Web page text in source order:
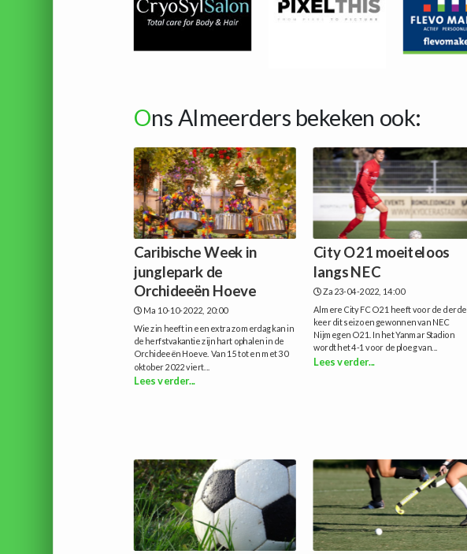
Ons Almeerders bekeken ook:
Caribische Week in
junglepark de
Orchideeën Hoeve
Ma 10-10-2022, 20:00
Wie zin heeft in een extra zomerdag kan in
de herfstvakantie zijn hart ophalen in de
Orchideeën Hoeve. Van 15 tot en met 30
oktober 2022 viert...
Lees verder...
City O21 moeiteloos
langs NEC
Za 23-04-2022, 14:00
Almere City FC O21 heeft voor de derde
keer dit seizoen gewonnen van NEC
Nijmegen O21. In het Yanmar Stadion
wordt het 4-1 voor de ploeg van...
Lees verder...